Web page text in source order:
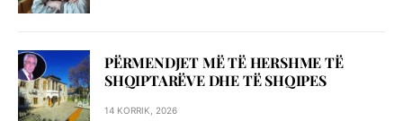
PËRMENDJET MË TË HERSHME TË
SHQIPTARËVE DHE TË SHQIPES
14 KORRIK, 2026